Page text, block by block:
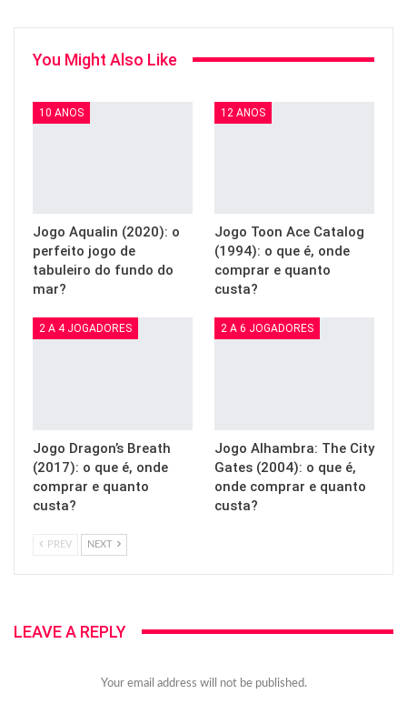
You Might Also Like
10 ANOS
Jogo Aqualin (2020): o
perfeito jogo de
tabuleiro do fundo do
mar?
12 ANOS
Jogo Toon Ace Catalog
(1994): o que é, onde
comprar e quanto
custa?
2 A 4 JOGADORES
Jogo Dragon’s Breath
(2017): o que é, onde
comprar e quanto
custa?
2 A 6 JOGADORES
Jogo Alhambra: The City
Gates (2004): o que é,
onde comprar e quanto
custa?
PREV NEXT
LEAVE A REPLY
Your email address will not be published.